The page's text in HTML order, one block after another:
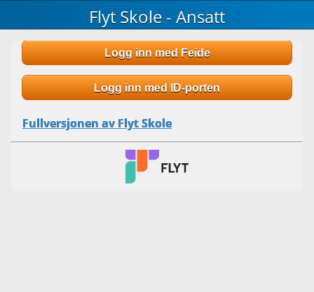
Flyt Skole - Ansatt
Logg inn med Feide
Logg inn med ID-porten
Fullversjonen av Flyt Skole